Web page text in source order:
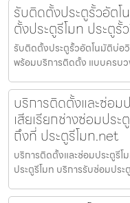
รับติดตั้งประตูรั้วอัตโ
ตั้งประตูรีโมท ประตูรั้
รับติดตั้งประตูรั้วอัตโนมัติบ่อวิ
พร้อมบริการติดตั้ง แบบครบ
บริการติดตั้งและซ่อม
เสียเรียกช่างซ่อมปร
ถึงที่ ประตูรีโมท.net
บริการติดตั้งและซ่อมประตูรีโ
ประตูรีโมท บริการรับซ่อมปร